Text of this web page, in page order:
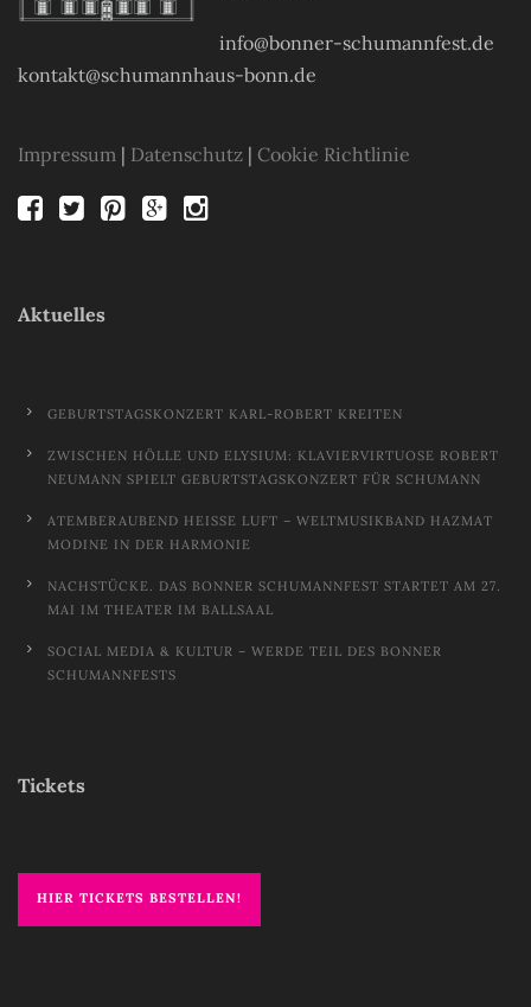
info@bonner-schumannfest.de
kontakt@schumannhaus-bonn.de
Impressum | Datenschutz | Cookie Richtlinie
Aktuelles
GEBURTSTAGSKONZERT KARL-ROBERT KREITEN
ZWISCHEN HÖLLE UND ELYSIUM: KLAVIERVIRTUOSE ROBERT
NEUMANN SPIELT GEBURTSTAGSKONZERT FÜR SCHUMANN
ATEMBERAUBEND HEISSE LUFT – WELTMUSIKBAND HAZMAT M
ODINE IN DER HARMONIE
NACHSTÜCKE. DAS BONNER SCHUMANNFEST STARTET AM 27.
MAI IM THEATER IM BALLSAAL
SOCIAL MEDIA & KULTUR – WERDE TEIL DES BONNER
SCHUMANNFESTS
Tickets
HIER TICKETS BESTELLEN!